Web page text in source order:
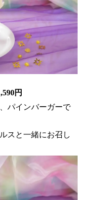
円
パインバーガーで
スと一緒にお召し